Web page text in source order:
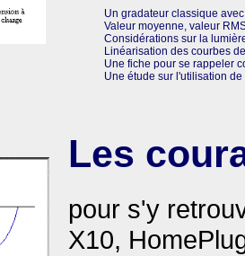
Un gradateur classique
Valeur moyenne, valeur
Considérations sur la
Linéarisation des courbes
Une fiche pour se rappeler
Une étude sur l'utilisation
Les
pour s'y
X10,